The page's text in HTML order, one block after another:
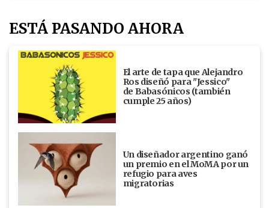
ESTÁ PASANDO AHORA
El arte de tapa que Alejandro
Ros diseñó para "Jessico"
de Babasónicos (también
cumple 25 años)
Un diseñador argentino ganó
un premio en el MoMA por un
refugio para aves
migratorias